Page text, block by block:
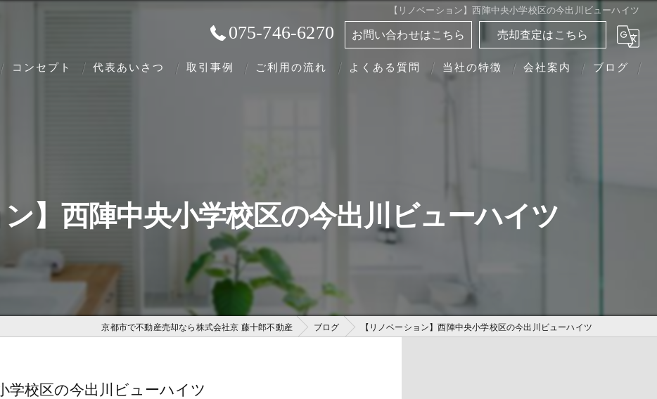
【リノベーション】西陣中央小学校区の今出川ビューハイツ
075-746-6270 お問い合わせはこちら 売却査定はこちら
コンセプト 代表あいさつ 取引事例 ご利用の流れ よくある質問 当社の特徴
転勤
会社案内 ブログ
ン】西陣中央小学校区の今出川ビューハイツ
京都市で不動産売却なら株式会社京 藤十郎不動産 ブログ 【リノベーション】西陣中央小学校区の今出川ビューハイツ
学校区の今出川ビューハイツ